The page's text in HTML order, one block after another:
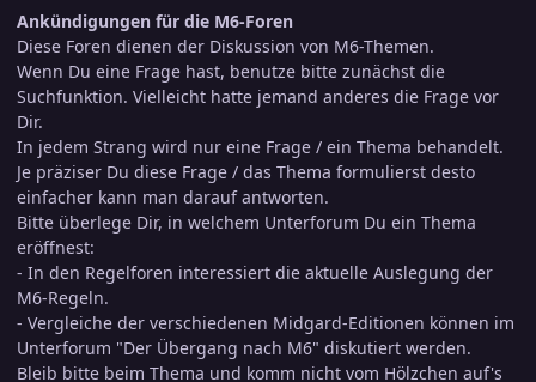
Ankündigungen für die M6-Foren
Diese Foren dienen der Diskussion von M6-Themen.
Wenn Du eine Frage hast, benutze bitte zunächst die
Suchfunktion. Vielleicht hatte jemand anderes die Frage vor
Dir.
In jedem Strang wird nur eine Frage / ein Thema behandelt.
Je präziser Du diese Frage / das Thema formulierst desto
einfacher kann man darauf antworten.
Bitte überlege Dir, in welchem Unterforum Du ein Thema
eröffnest:
- In den Regelforen interessiert die aktuelle Auslegung der
M6-Regeln.
- Vergleiche der verschiedenen Midgard-Editionen können im
Unterforum "Der Übergang nach M6" diskutiert werden.
Bleib bitte beim Thema und komm nicht vom Hölzchen auf's